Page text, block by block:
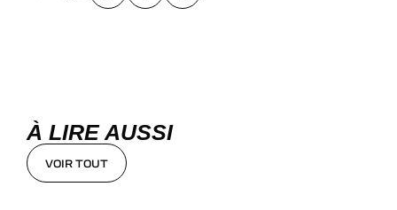
À LIRE AUSSI
VOIR TOUT